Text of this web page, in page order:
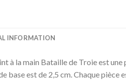
INFORMATION
à la main Bataille de Troie est
base est de 2,5 cm. Chaque